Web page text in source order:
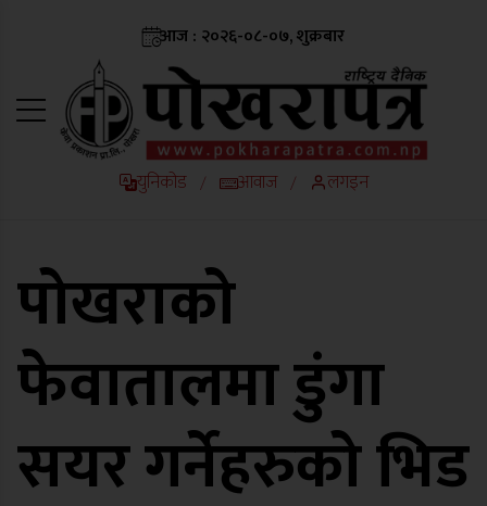
आज : २०२६-०८-०७, शुक्रबार
युनिकोड / आवाज / लगइन
पोखराको
फेवातालमा डुंगा
सयर गर्नेहरुको भिड